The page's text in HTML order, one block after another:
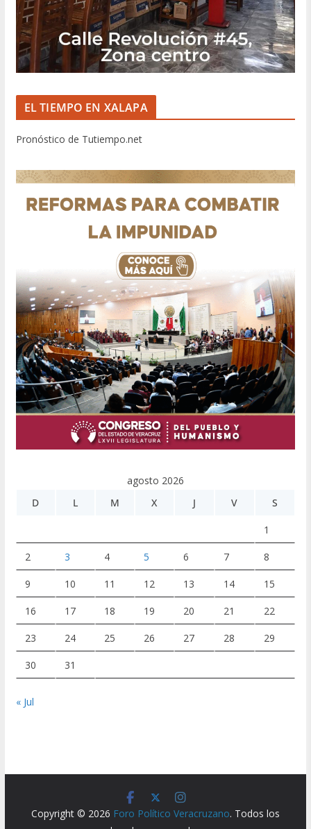
EL TIEMPO EN XALAPA
Pronóstico de Tutiempo.net
agosto 2026
D
L M X J V S
1
2 3 4 5 6 7 8
9 10 11 12 13 14 15
16 17 18 19 20 21 22
23 24 25 26 27 28 29
30 31
« Jul
Copyright © 2026 Foro Político Veracruzano. Todos los